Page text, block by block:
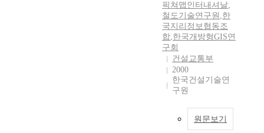
픽쳐맵인터내셔날,
철도기술연구원 ,한
국지리정보협동조
합,한국개방형GIS연
구회
건설교통부
2000
한국건설기술연
구원
원문보기